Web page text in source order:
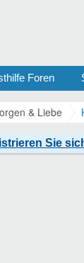
Foren
& Liebe